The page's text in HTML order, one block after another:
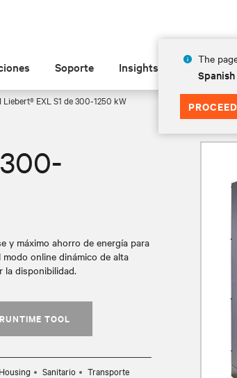
The
PROCEED
Soporte Insights Acerca de
Liebert® EXL S1 de 300-1250 kW
y máximo ahorro de energía para
online dinámico de alta
la disponibilidad.
RUNTIME TOOL
Sanitario Transporte